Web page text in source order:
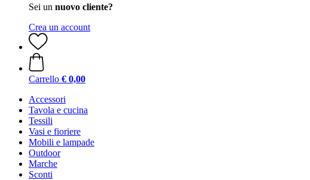
Sei un nuovo cliente?
Crea un account
Carrello € 0,00
Accessori
Tavola e cucina
Tessili
Vasi e fioriere
Mobili e lampade
Outdoor
Marche
Sconti